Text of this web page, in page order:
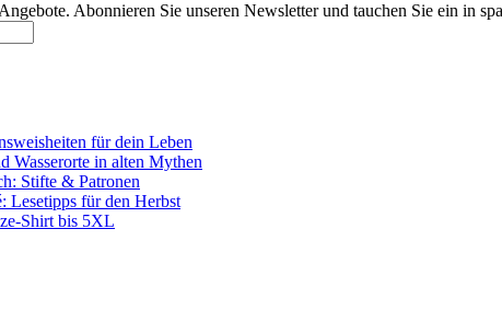
Abonnieren Sie unseren Newsletter und tauchen Sie ein in
für dein Leben
Wasserorte in alten Mythen
Stifte & Patronen
Lesetipps für den Herbst
Shirt bis 5XL